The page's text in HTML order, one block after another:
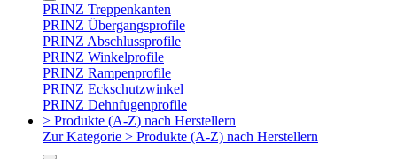
PRINZ Treppenkanten
PRINZ Übergangsprofile
PRINZ Abschlussprofile
PRINZ Winkelprofile
PRINZ Rampenprofile
PRINZ Eckschutzwinkel
PRINZ Dehnfugenprofile
> Produkte (A-Z) nach Herstellern
Zur Kategorie > Produkte (A-Z) nach Herstellern